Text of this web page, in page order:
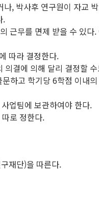
, 박사후 연구원이 자교
.
무를 면제 받을 수 있
따라 결정한다.
결에 의해 달리 결정할
고 학기당 6학점 이내
업팀에 보관하여야 한다.
로 정한다.
재단)을 따른다.